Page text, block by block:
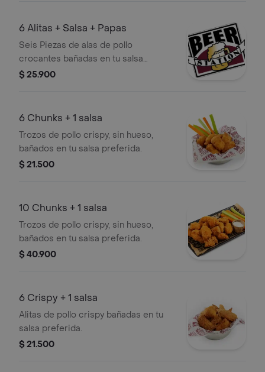
6 Alitas + Salsa + Papas
Seis Piezas de alas de pollo
crocantes bañadas en tu salsa
preferida, acompañadas de casquitos
$ 25.900
6 Chunks + 1 salsa
Trozos de pollo crispy, sin hueso,
bañados en tu salsa preferida.
$ 21.500
10 Chunks + 1 salsa
Trozos de pollo crispy, sin hueso,
bañados en tu salsa preferida.
$ 40.900
6 Crispy + 1 salsa
Alitas de pollo crispy bañadas en tu
salsa preferida.
$ 21.500